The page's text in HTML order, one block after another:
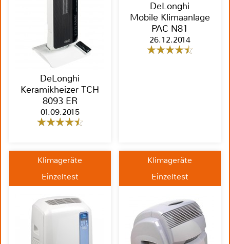
DeLonghi
Keramikheizer TCH
8093 ER
01.09.2015
DeLonghi
Mobile Klimaanlage
PAC N81
26.12.2014
Klimageräte
Einzeltest
Klimageräte
Einzeltest